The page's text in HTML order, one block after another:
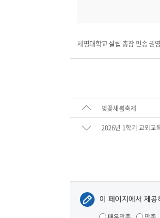
세명대학교 설립 총장 민송 권
벚꽃새봄축제
2026년 1학기 교외교
이 페이지에서 제